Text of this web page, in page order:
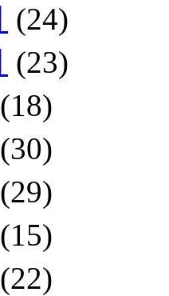
(24)
(23)
(18)
(30)
(29)
(15)
(22)